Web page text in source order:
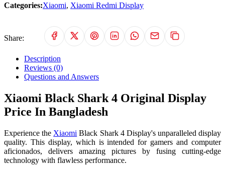
Categories:Xiaomi, Xiaomi Redmi Display
Share:
Description
Reviews (0)
Questions and Answers
Xiaomi Black Shark 4 Original Display
Price In Bangladesh
Experience the Xiaomi Black Shark 4 Display's unparalleled display
quality. This display, which is intended for gamers and computer
aficionados, delivers amazing pictures by fusing cutting-edge
technology with flawless performance.